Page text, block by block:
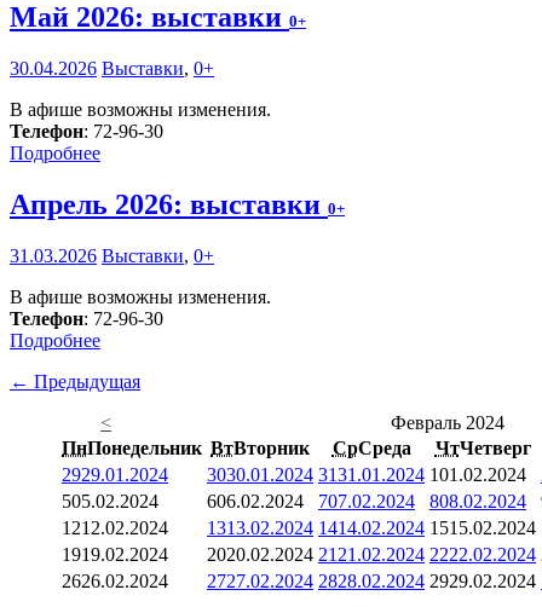
Май 2026: выставки 0+
30.04.2026 Выставки, 0+
В афише возможны изменения.
Телефон: 72-96-30
Подробнее
Апрель 2026: выставки 0+
31.03.2026 Выставки, 0+
В афише возможны изменения.
Телефон: 72-96-30
Подробнее
← Предыдущая
<
Февраль 2024
ПнПонедельник ВтВторник СрСреда ЧтЧетверг
2929.01.2024 3030.01.2024 3131.01.2024 101.02.2024
505.02.2024 606.02.2024 707.02.2024 808.02.2024
1212.02.2024 1313.02.2024 1414.02.2024 1515.02.2024
1919.02.2024 2020.02.2024 21 21.02.2024 2222.02.2024
2626.02.2024 2727.02.2024 2828.02.2024 2929.02.2024